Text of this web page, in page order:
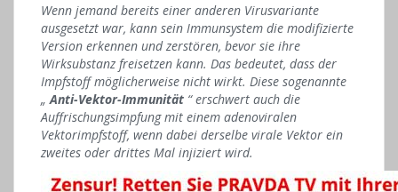
Wenn jemand bereits einer anderen Virusvariante
ausgesetzt war, kann sein Immunsystem die modifizierte
Version erkennen und zerstören, bevor sie ihre
Wirksubstanz freisetzen kann. Das bedeutet, dass der
Impfstoff möglicherweise nicht wirkt. Diese sogenannte
„Anti-Vektor-Immunität “ erschwert auch die
Auffrischungsimpfung mit einem adenoviralen
Vektorimpfstoff, wenn dabei derselbe virale Vektor ein
zweites oder drittes Mal injiziert wird.